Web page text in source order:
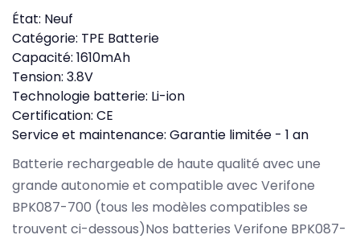
État: Neuf
Catégorie: TPE Batterie
Capacité: 1610mAh
Tension: 3.8V
Technologie batterie: Li-ion
Certification: CE
Service et maintenance: Garantie limitée - 1 an
Batterie rechargeable de haute qualité avec une
grande autonomie et compatible avec Verifone
BPK087-700 (tous les modèles compatibles se
trouvent ci-dessous)Nos batteries Verifone BPK087-